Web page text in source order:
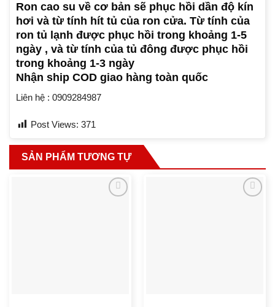
Ron cao su về cơ bản sẽ phục hồi dần độ kín
hơi và từ tính hít tủ của ron cửa. Từ tính của
ron tủ lạnh được phục hồi trong khoảng 1-5
ngày , và từ tính của tủ đông được phục hồi
trong khoảng 1-3 ngày
Nhận ship COD giao hàng toàn quốc
Liên hệ : 0909284987
Post Views: 371
SẢN PHẨM TƯƠNG TỰ